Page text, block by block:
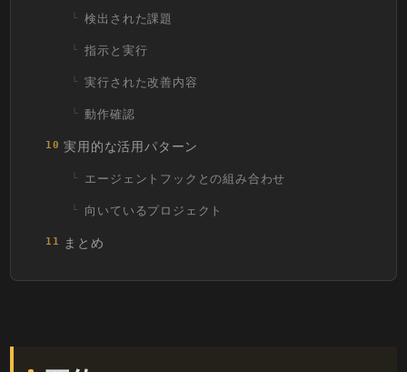
検出された課題
指示と実行
実行された改善内容
動作確認
10 実用的な活用パターン
エージェントフックとの組み合わせ
向いているプロジェクト
11 まとめ